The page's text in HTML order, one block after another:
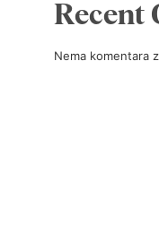
Recent
Nema komentara